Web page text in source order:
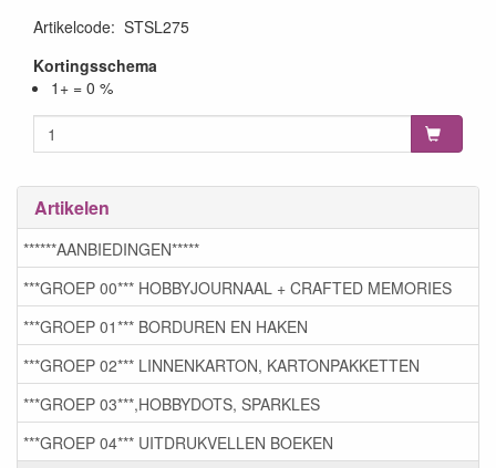
Artikelcode: STSL275
Kortingsschema
1+ = 0 %
Artikelen
******AANBIEDINGEN*****
***GROEP 00*** HOBBYJOURNAAL + CRAFTED MEMORIES
***GROEP 01*** BORDUREN EN HAKEN
***GROEP 02*** LINNENKARTON, KARTONPAKKETTEN
***GROEP 03***,HOBBYDOTS, SPARKLES
***GROEP 04*** UITDRUKVELLEN BOEKEN